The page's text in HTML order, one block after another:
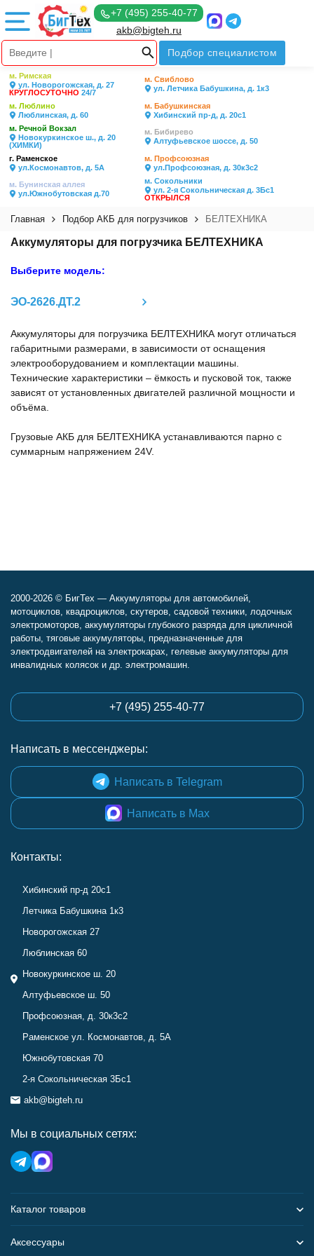
+7 (495) 255-40-77
akb@bigteh.ru
Подбор специалистом
м. Римская
ул. Новорогожская, д. 27
КРУГЛОСУТОЧНО 24/7
м. Свиблово
ул. Летчика Бабушкина, д. 1к3
м. Люблино
Люблинская, д. 60
м. Бабушкинская
Хибинский пр-д, д. 20с1
м. Речной Вокзал
Новокуркинское ш., д. 20
(ХИМКИ)
м. Бибирево
Алтуфьевское шоссе, д. 50
г. Раменское
ул.Космонавтов, д. 5А
м. Профсоюзная
ул.Профсоюзная, д. 30к3с2
м. Бунинская аллея
ул.Южнобутовская д.70
м. Сокольники
ул. 2-я Сокольническая д. 3Бс1
ОТКРЫЛСЯ
Главная Подбор АКБ для погрузчиков БЕЛТЕХНИКА
Аккумуляторы для погрузчика БЕЛТЕХНИКА
Выберите модель:
ЭО-2626.ДТ.2
Аккумуляторы для погрузчика БЕЛТЕХНИКА могут отличаться
габаритными размерами, в зависимости от оснащения
электрооборудованием и комплектации машины.
Технические характеристики – ёмкость и пусковой ток, также
зависят от установленных двигателей различной мощности и
объёма.
Грузовые АКБ для БЕЛТЕХНИКА устанавливаются парно с
суммарным напряжением 24V.
2000-2026 © БигТех — Аккумуляторы для автомобилей,
мотоциклов, квадроциклов, скутеров, садовой техники, лодочных
электромоторов, аккумуляторы глубокого разряда для цикличной
работы, тяговые аккумуляторы, предназначенные для
электродвигателей на электрокарах, гелевые аккумуляторы для
инвалидных колясок и др. электромашин.
+7 (495) 255-40-77
Написать в мессенджеры:
Написать в Telegram
Написать в Max
Контакты:
Хибинский пр-д 20с1
Летчика Бабушкина 1к3
Новорогожская 27
Люблинская 60
Новокуркинское ш. 20
Алтуфьевское ш. 50
Профсоюзная, д. 30к3с2
Раменское ул. Космонавтов, д. 5А
Южнобутовская 70
2-я Сокольническая 3Бс1
akb@bigteh.ru
Мы в социальных сетях:
Каталог товаров
Аксессуары